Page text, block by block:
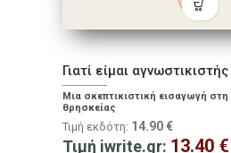
Γιατί είμαι αγνωστικιστής
Μια σκεπτικιστική εισαγωγή
θρησκείας
Τιμή εκδότη: 14.90 €
Τιμή iwrite.gr: 13.40 €